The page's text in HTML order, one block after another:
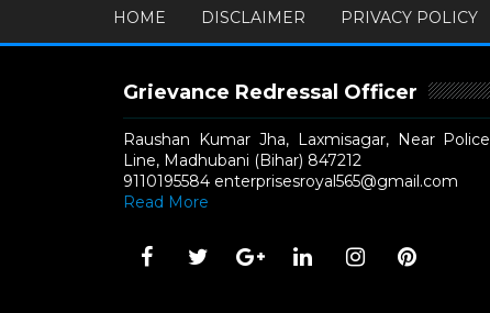
HOME DISCLAIMER PRIVACY POLICY
Grievance Redressal Officer
Raushan Kumar Jha, Laxmisagar, Near Police
Line, Madhubani (Bihar) 847212
9110195584 enterprisesroyal565@gmail.com
Read More